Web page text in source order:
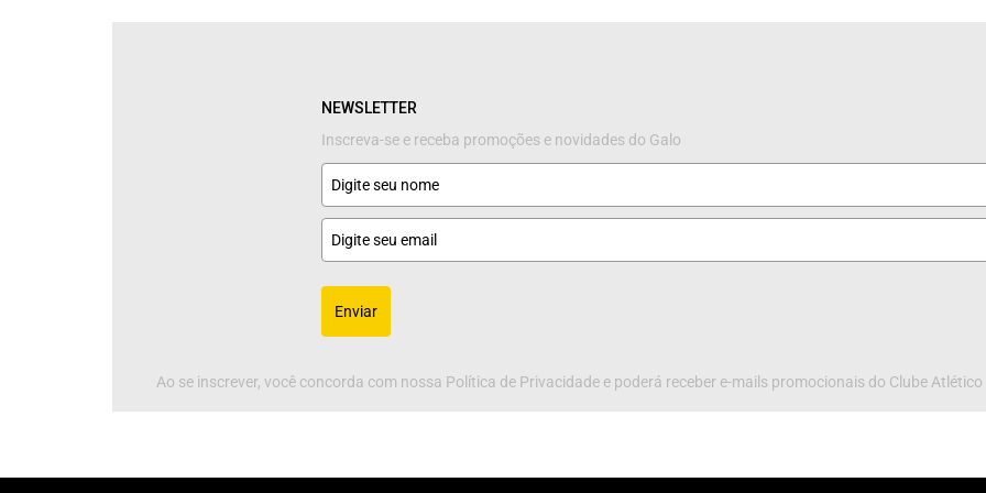
NEWSLETTER
Inscreva-se e receba promoções e novidades do Galo
Enviar
Ao se inscrever, você concorda com nossa Política de Privacidade e poderá receber e-mails promocionais do Clube Atlético